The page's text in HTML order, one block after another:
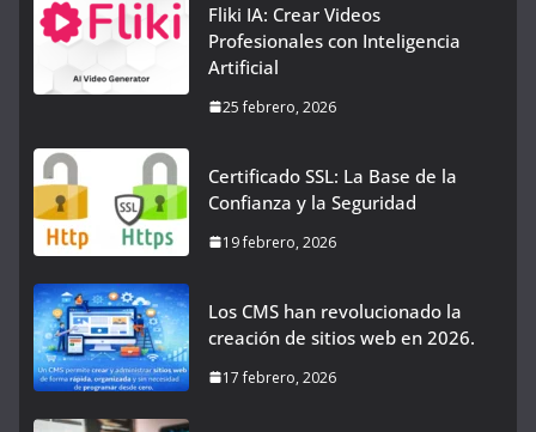
Fliki IA: Crear Videos
Profesionales con Inteligencia
Artificial
25 febrero, 2026
Certificado SSL: La Base de la
Confianza y la Seguridad
19 febrero, 2026
Los CMS han revolucionado la
creación de sitios web en 2026.
17 febrero, 2026